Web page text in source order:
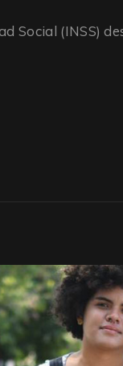
Social (INSS)